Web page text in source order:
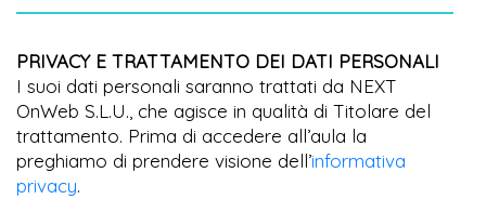
PRIVACY E TRATTAMENTO DEI DATI PERSONALI
I suoi dati personali saranno trattati da NEXT
OnWeb S.L.U., che agisce in qualità di Titolare del
trattamento. Prima di accedere all’aula la
preghiamo di prendere visione dell’informativa
privacy.